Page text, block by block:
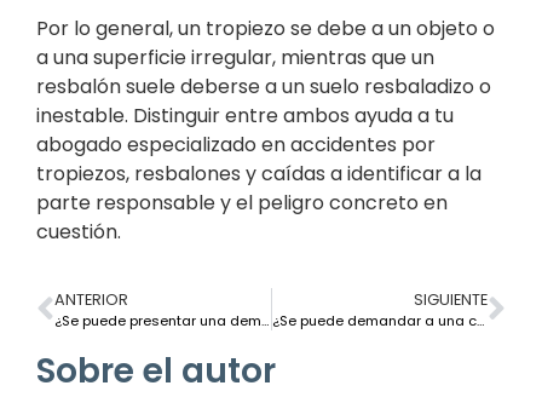
Por lo general, un tropiezo se debe a un objeto o
a una superficie irregular, mientras que un
resbalón suele deberse a un suelo resbaladizo o
inestable. Distinguir entre ambos ayuda a tu
abogado especializado en accidentes por
tropiezos, resbalones y caídas a identificar a la
parte responsable y el peligro concreto en
cuestión.
ANTERIOR
¿Se puede presentar una demanda por lesiones sufridas en un parque de atracciones o en un evento público en Nueva York?
SIGUIENTE
¿Se puede demandar a una ciudad o a un ayuntamiento por una caída en una acera en Nueva York?
Sobre el autor